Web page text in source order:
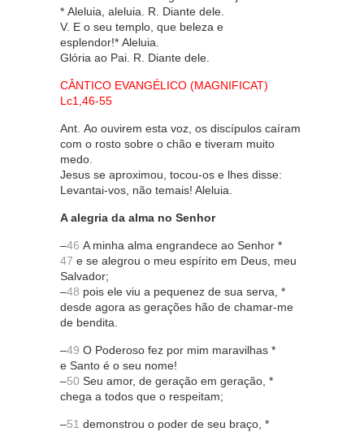
* Aleluia, aleluia. R. Diante dele.
V. E o seu templo, que beleza e
esplendor!* Aleluia.
Glória ao Pai. R. Diante dele.
CÂNTICO EVANGÉLICO (MAGNIFICAT)
Lc1,46-55
Ant. Ao ouvirem esta voz, os discípulos caíram
com o rosto sobre o chão e tiveram muito
medo.
Jesus se aproximou, tocou-os e lhes disse:
Levantai-vos, não temais! Aleluia.
A alegria da alma no Senhor
–46 A minha alma engrandece ao Senhor *
47 e se alegrou o meu espírito em Deus, meu
Salvador;
–48 pois ele viu a pequenez de sua serva, *
desde agora as gerações hão de chamar-me
de bendita.
–49 O Poderoso fez por mim maravilhas *
e Santo é o seu nome!
–50 Seu amor, de geração em geração, *
chega a todos que o respeitam;
–51 demonstrou o poder de seu braço, *